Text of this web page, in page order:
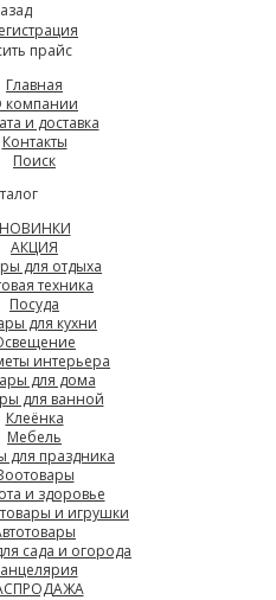
прайс
Главная
компании
и доставка
Контакты
Поиск
НОВИНКИ
АКЦИЯ
для отдыха
техника
Посуда
для кухни
интерьера
для дома
для ванной
Клеёнка
Мебель
для праздника
и здоровье
и игрушки
сада и огорода